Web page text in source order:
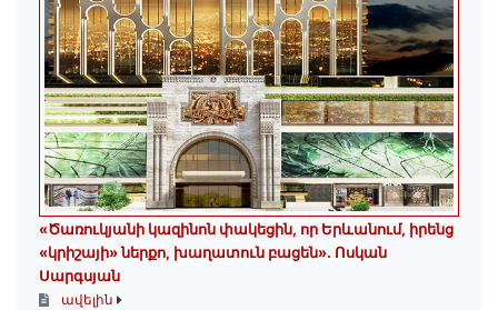
«Ծառուկյանի կազինոն փակեցին, որ Երևանում, իրենց
«կրիշայի» ներքո, խաղատուն բացեն»․ Ոսկան
Սարգսյան
ավելին